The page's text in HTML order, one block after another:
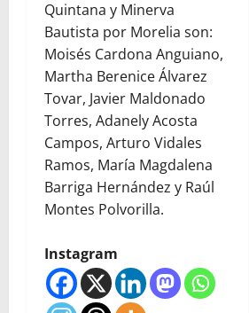
Quintana y Minerva
Bautista por Morelia son:
Moisés Cardona Anguiano,
Martha Berenice Álvarez
Tovar, Javier Maldonado
Torres, Adanely Acosta
Campos, Arturo Vidales
Ramos, María Magdalena
Barriga Hernández y Raúl
Montes Polvorilla.
Instagram